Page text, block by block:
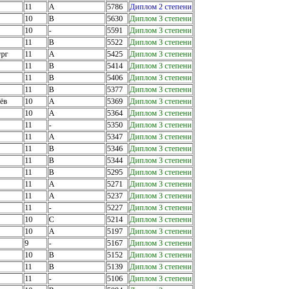
11 A 5786
Диплом 2 степени
10 B 5630
Диплом 3 степени
10 - 5591
Диплом 3 степени
11 B 5522
Диплом 3 степени
11 A 5425
Диплом 3 степени
11 B 5414
Диплом 3 степени
11 B 5406
Диплом 3 степени
11 B 5377
Диплом 3 степени
10 A 5369
Диплом 3 степени
10 A 5364
Диплом 3 степени
11 - 5350
Диплом 3 степени
11 A 5347
Диплом 3 степени
11 B 5346
Диплом 3 степени
11 B 5344
Диплом 3 степени
11 B 5295
Диплом 3 степени
11 A 5271
Диплом 3 степени
11 A 5237
Диплом 3 степени
11 - 5227
Диплом 3 степени
10 C 5214
Диплом 3 степени
10 A 5197
Диплом 3 степени
9 - 5167
Диплом 3 степени
10 B 5152
Диплом 3 степени
11 B 5139
Диплом 3 степени
11 - 5106
Диплом 3 степени